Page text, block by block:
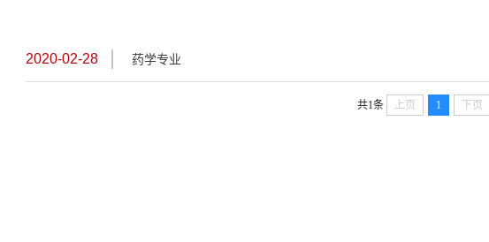
2020-02-28 药学专业
共1条 上页 1 下页